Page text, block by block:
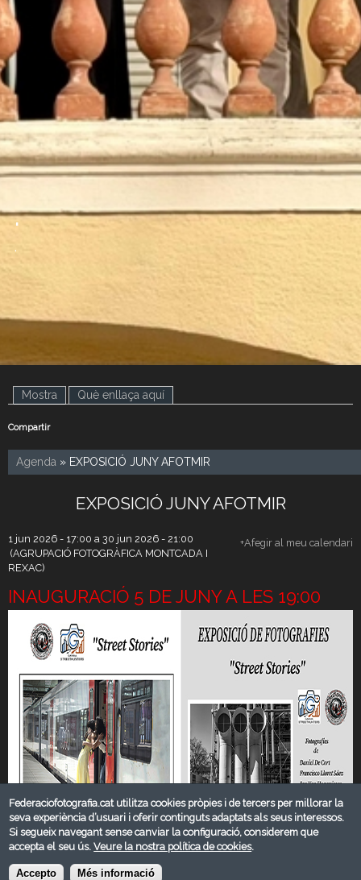
.
.
Mostra (pestanya activa)
Què enllaça aquí
Compartir
Agenda » EXPOSICIÓ JUNY AFOTMIR
EXPOSICIÓ JUNY AFOTMIR
1 jun 2026 - 17:00 a 30 jun 2026 - 21:00
+Afegir al meu calendari
(AGRUPACIÓ FOTOGRÀFICA MONTCADA I
REXAC)
INAUGURACIÓ 5 DE JUNY A LES 19:00
Federaciofotografia.cat utilitza cookies pròpies i de tercers per millorar la
seva experiència d’usuari i oferir continguts adaptats als seus interessos.
Si segueix navegant sense canviar la configuració, considerem que
accepta el seu ús.Veure la nostra política de cookies.
Accepto Més informació